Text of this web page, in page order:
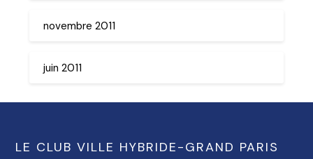
novembre 2011
juin 2011
LE CLUB VILLE HYBRIDE-GRAND PARIS